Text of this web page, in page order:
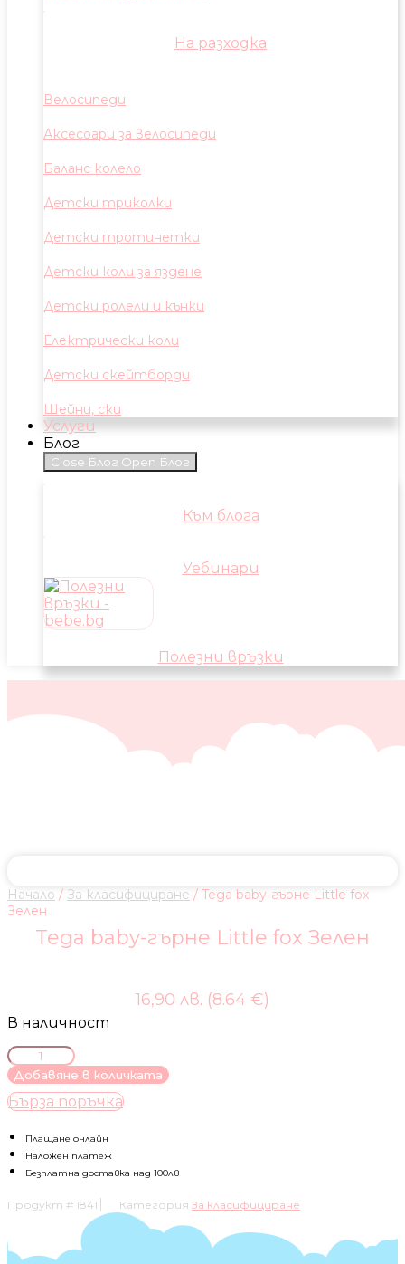
На разходка
Велосипеди
Аксесоари за велосипеди
Баланс колело
Детски триколки
Детски тротинетки
Детски коли за яздене
Детски ролели и кънки
Електрически коли
Детски скейтборди
Шейни, ски
Услуги
Блог
Close Блог Open Блог
Към блога
Уебинари
Полезни връзки
Начало / За класифициране / Tega baby-гърне Little fox
Зелен
Tega baby-гърне Little fox Зелен
16,90 лв. (8.64 €)
В наличност
количество
за
Tega
baby-
Little
fox
Зелен
Добавяне в количката
Бърза поръчка
Плащане онлайн
Наложен платеж
Безплатна доставка над 100лв
Продукт # 1841 Категория За класифициране